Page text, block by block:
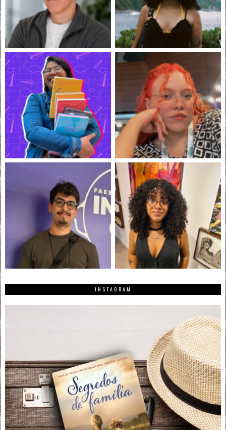
INSTAGRAM